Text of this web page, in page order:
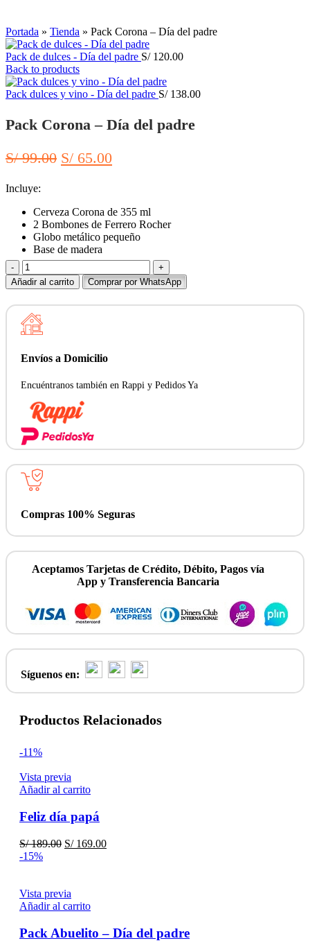
Portada » Tienda » Pack Corona – Día del padre
Pack de dulces - Día del padre S/120.00
Back to products
Pack dulces y vino - Día del padre S/138.00
Pack Corona – Día del padre
S/99.00 El
era:
S/ 99.00.
S/ 65.00El
es:
S/ 65.00.
Incluye:
Cerveza Corona de 355 ml
2 Bombones de Ferrero Rocher
Globo metálico pequeño
Base de madera
Pack
Corona
-
Día
del
padre
Añadir al carrito Comprar por WhatsApp
Envíos a Domicilio
Encuéntranos también en Rappi y Pedidos Ya
Compras 100% Seguras
Aceptamos Tarjetas de Crédito, Débito, Pagos vía
App y Transferencia Bancaria
Síguenos en:
Productos Relacionados
-11%
Vista previa
Añadir al carrito
Feliz día papá
S/189.00 El
S/ 189.00.
S/169.00El
-15%
Vista previa
Añadir al carrito
Pack Abuelito – Día del padre